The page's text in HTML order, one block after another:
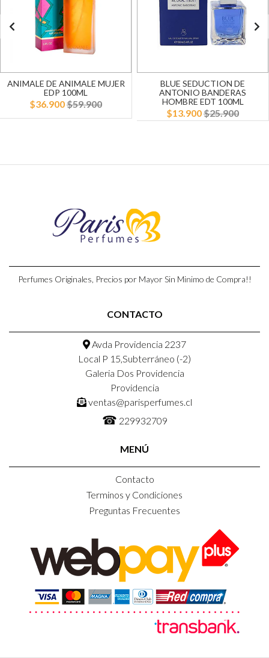
ANIMALE DE ANIMALE MUJER
EDP 100ML
$36.900$59.900
BLUE SEDUCTION DE
ANTONIO BANDERAS
HOMBRE EDT 100ML
$13.900$25.900
Perfumes Originales, Precios por Mayor Sin Minimo de Compra!!
CONTACTO
Avda Providencia 2237
Local P 15,Subterráneo (-2)
Galeria Dos Providencia
Providencia
ventas@parisperfumes.cl
☎ 229932709
MENÚ
Contacto
Terminos y Condiciones
Preguntas Frecuentes